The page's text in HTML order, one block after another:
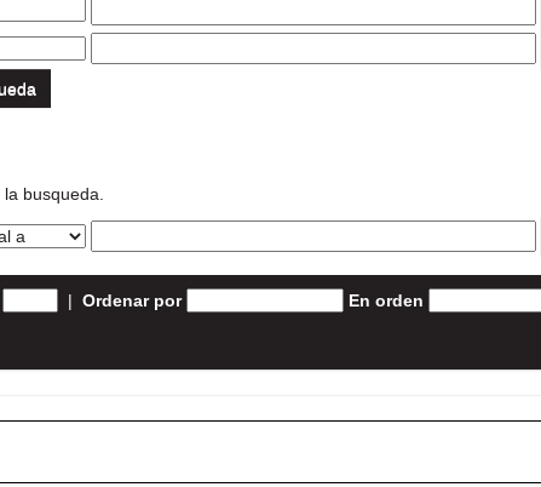
busqueda.
| Ordenar por En orden